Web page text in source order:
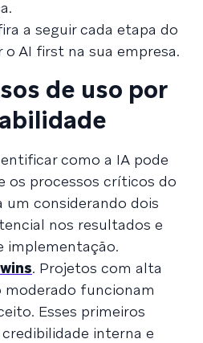
a seguir cada etapa do
AI first na sua empresa.
de uso por
como a IA pode
os processos críticos do
um considerando dois
nos resultados e
implementação.
. Projetos com alta
funcionam
Esses primeiros
interna e